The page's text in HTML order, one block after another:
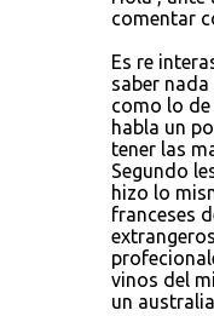
comentar
Es re
saber
como lo
habla un
tener las
Segundo
hizo lo
franceses
vinos del
un